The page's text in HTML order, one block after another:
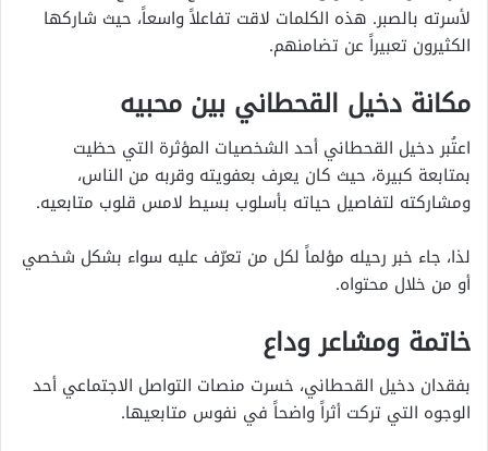
لأسرته بالصبر. هذه الكلمات لاقت تفاعلاً واسعاً، حيث شاركها
الكثيرون تعبيراً عن تضامنهم.
مكانة دخيل القحطاني بين محبيه
اعتُبر دخيل القحطاني أحد الشخصيات المؤثرة التي حظيت
بمتابعة كبيرة، حيث كان يعرف بعفويته وقربه من الناس،
ومشاركته لتفاصيل حياته بأسلوب بسيط لامس قلوب متابعيه.
لذا، جاء خبر رحيله مؤلماً لكل من تعرّف عليه سواء بشكل شخصي
أو من خلال محتواه.
خاتمة ومشاعر وداع
بفقدان دخيل القحطاني، خسرت منصات التواصل الاجتماعي أحد
الوجوه التي تركت أثراً واضحاً في نفوس متابعيها.